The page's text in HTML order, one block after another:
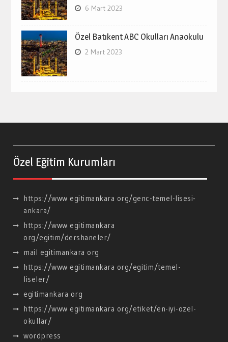
6 Mart 2023
Özel Batıkent ABC Okulları Anaokulu
2 Mart 2023
Özel Eğitim Kurumları
https://www egitimankara org/genc-temel-lisesi-
ankara/
https://www egitimankara
org/egitim/dershaneler/
mail egitimankara org
https://www egitimankara org/egitim/temel-
liseler/
egitimankara org
https://www egitimankara org/etiket/en-iyi-ozel-
okullar/
wordpress